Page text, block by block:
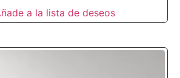
a la lista de deseos